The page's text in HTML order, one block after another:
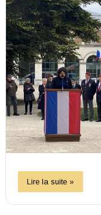
Lire la suite »